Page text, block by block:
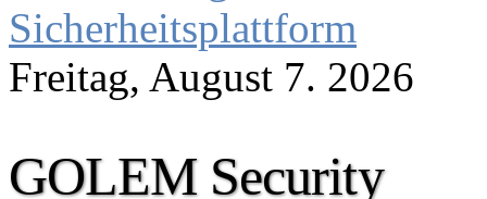
Sicherheitsplattform
Freitag, August 7. 2026
GOLEM Security